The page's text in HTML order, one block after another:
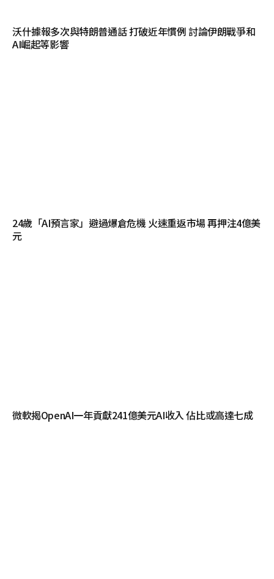
沃什據報多次與特朗普通話 打破近年慣例 討論伊朗戰爭和
AI崛起等影響
24歲「AI預言家」避過爆倉危機 火速重返市場 再押注4億美
元
微軟揭OpenAI一年貢獻241億美元AI收入 佔比或高達七成